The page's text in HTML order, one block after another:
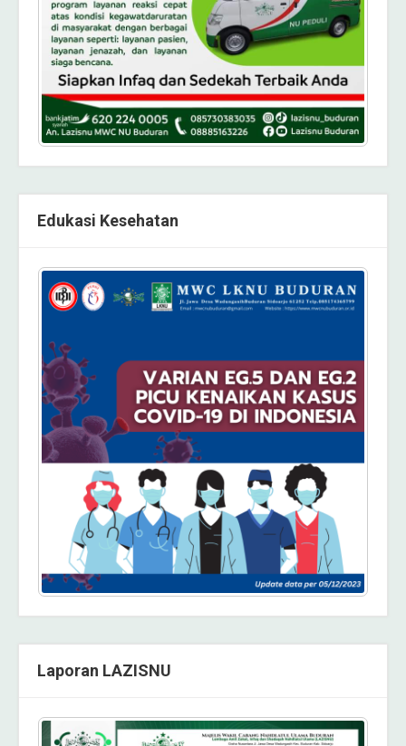
Edukasi Kesehatan
Laporan LAZISNU